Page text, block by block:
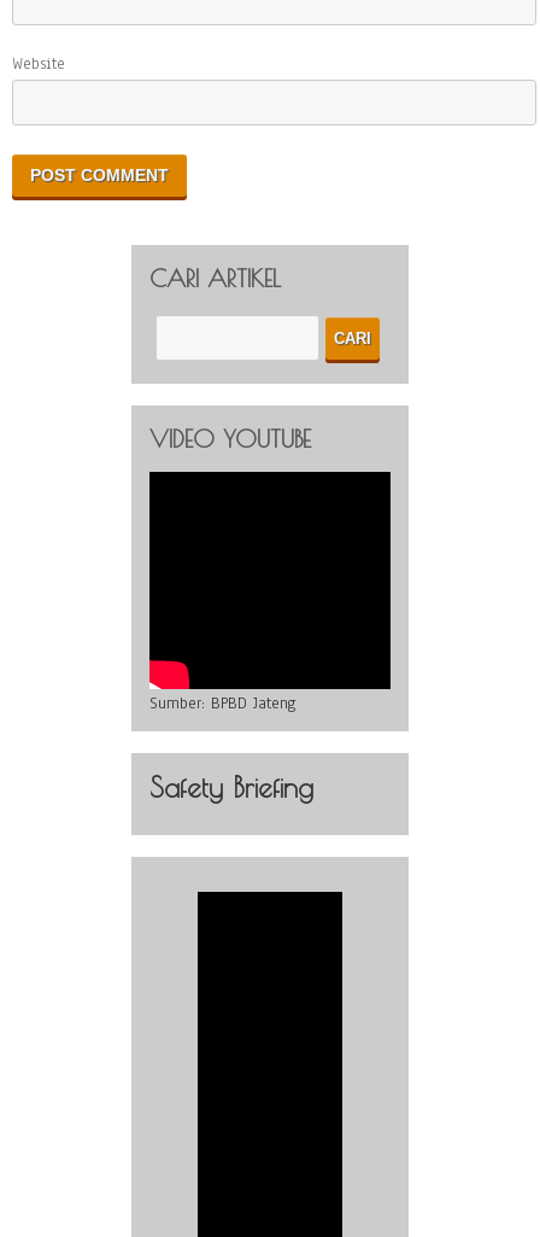
Website
CARI ARTIKEL
VIDEO YOUTUBE
Sumber: BPBD Jateng
Safety Briefing